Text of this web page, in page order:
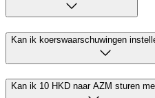
Kan ik koerswaarschuwingen
Kan ik 10 HKD naar AZM sturen